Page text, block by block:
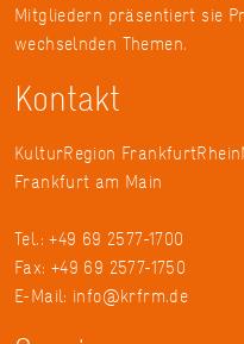
Mitgliedern präsentiert sie
wechselnden Themen.
Kontakt
KulturRegion
Frankfurt am Main
Tel.: +49 69 2577-1700
Fax: +49 69 2577-1750
E-Mail: info@krfrm.de